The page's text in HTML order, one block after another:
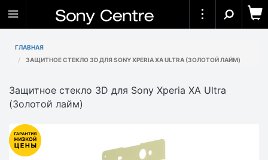
ГЛАВНАЯ
ЗАЩИТНОЕ СТЕКЛО 3D ДЛЯ SONY XPERIA XA ULTRA (ЗОЛОТОЙ ЛАЙМ)
Защитное стекло 3D для Sony Xperia XA Ultra
(Золотой лайм)